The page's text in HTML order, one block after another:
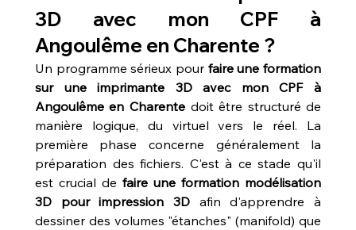
3D avec mon CPF à
Angoulême en Charente ?
Un programme sérieux pour faire une formation
sur une imprimante 3D avec mon CPF à
Angoulême en Charente doit être structuré de
manière logique, du virtuel vers le réel. La
première phase concerne généralement la
préparation des fichiers. C'est à ce stade qu'il
est crucial de faire une formation modélisation
3D pour impression 3D afin d'apprendre à
dessiner des volumes "étanches" (manifold) que